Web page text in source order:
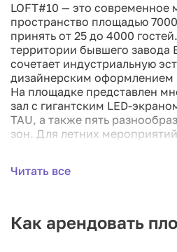
LOFT#10 — это современное
пространство площадью
принять от 25 до 4000
территории бывшего
сочетает индустриальную
дизайнерским оформлением
На площадке представлен
зал с гигантским LED-
TAU, а также пять
зон. Для летних
любые форматы событий.
длиной 25 метров, а также
из 500 блюд, сочетающих
Читать все
Как арендовать